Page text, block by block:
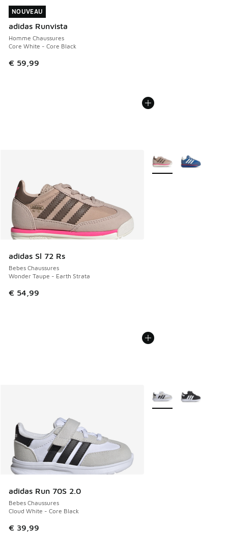
NOUVEAU
adidas Runvista
Homme Chaussures
Core White - Core Black
€ 59,99
NOUVEAU
adidas Sl 72 Rs
Bebes Chaussures
Wonder Taupe - Earth Strata
€ 54,99
Plus de couleurs
adidas Run 70S 2.0
Bebes Chaussures
Cloud White - Core Black
€ 39,99
Plus de couleurs